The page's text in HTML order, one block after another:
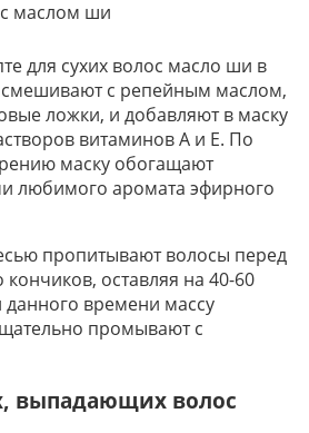
для сухих волос масло ши в
с репейным маслом,
ложки, и добавляют в маску
витаминов А и Е. По
маску обогащают
любимого аромата эфирного
пропитывают волосы перед
оставляя на 40-60
времени массу
промывают с
выпадающих волос